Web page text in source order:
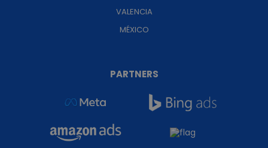
VALENCIA
MÉXICO
PARTNERS